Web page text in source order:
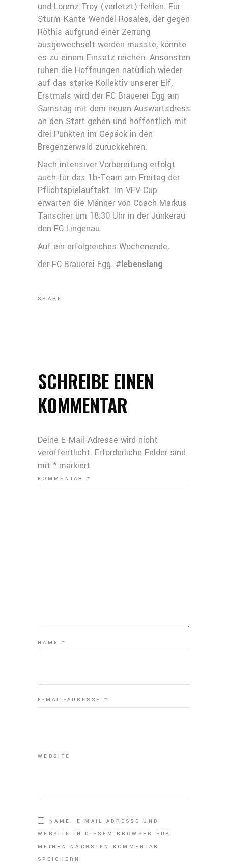
und Lorenz Troy (verletzt) fehlen. Für
Sturm-Kante Wendel Rosales, der gegen
Röthis aufgrund einer Zerrung
ausgewechselt werden musste, könnte
es zu einem Einsatz reichen. Ansonsten
ruhen die Hoffnungen natürlich wieder
auf das starke Kollektiv unserer Elf.
Erstmals wird der FC Brauerei Egg am
Samstag mit dem neuen Auswärtsdress
an den Start gehen und hoffentlich mit
drei Punkten im Gepäck in den
Bregenzerwald zurückkehren.
Nach intensiver Vorbereitung erfolgt
auch für das 1b-Team am Freitag der
Pflichtspielauftakt. Im VFV-Cup
erwarten die Männer von Coach Markus
Tanscher um 18:30 Uhr in der Junkerau
den FC Lingenau.
Auf ein erfolgreiches Wochenende,
der FC Brauerei Egg. #lebenslang
SHARE
SCHREIBE EINEN
KOMMENTAR
Deine E-Mail-Adresse wird nicht
veröffentlicht. Erforderliche Felder sind
mit * markiert
KOMMENTAR*
NAME *
E-MAIL-ADRESSE *
WEBSITE
NAME, E-MAIL-ADRESSE UND
WEBSITE IN DIESEM BROWSER FÜR
MEINEN NÄCHSTEN KOMMENTAR
SPEICHERN.